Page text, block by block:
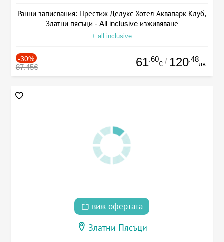
Ранни записвания: Престиж Делукс Хотел Аквапарк Клуб,
Златни пясъци - All inclusive изживяване
+ all inclusive
-30%
87.45€ 61.60
€ / 120.48
лв.
виж офертата
Златни Пясъци